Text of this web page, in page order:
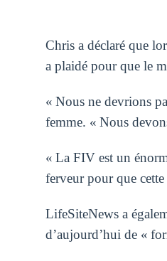
Chris a déclaré que
a plaidé pour que le
« Nous ne devrions
femme. « Nous
« La FIV est un
ferveur pour que
LifeSiteNews a
d’aujourd’hui de «